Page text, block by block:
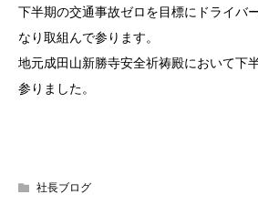
下半期の交通事故ゼロを目標にドライバ
なり取組んで参ります。
地元成田山新勝寺安全祈祷殿において下
参りました。
社長ブログ